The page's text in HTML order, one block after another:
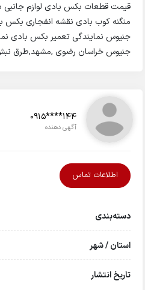
قیمت قطعات بکس بادی لوازم
منگنه کوب بادی نقشه انفجاری بکس
جنیوس نمایندگی تعمیر بکس بادی
جنیوس خراسان رضوی ,مشهد,طرق نبش رجاعی 22
0915****144
آگهی دهنده
اطلاعات تماس
دسته‌بندی
استان / شهر
تاریخ انتشار